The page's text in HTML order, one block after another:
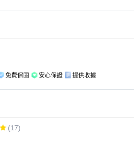
免費保固 安心保證 提供收據
(17)